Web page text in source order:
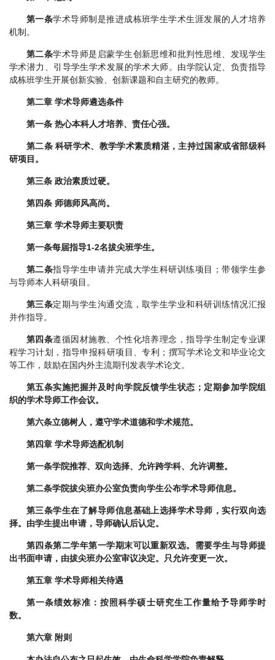
第一条学术导师制是推进成栋班学生学术生涯发展的人才培养
机制。
第二条学术导师是启蒙学生创新思维和批判性思维、发现学生
学术潜力、引导学生学术发展的学术大师。由学院认定、负责指导
成栋班学生开展创新实验、创新课题和自主研究的教师。
第二章 学术导师遴选条件
第一条 热心本科人才培养、责任心强。
第二条科研学术、教学学术素质精湛，主持过国家或省部级科
研项目。
第三条 政治素质过硬。
第四条 师德师风高尚。
第三章 学术导师主要职责
第一条每届指导1-2名拔尖班学生。
第二条指导学生申请并完成大学生科研训练项目；带领学生参
与导师本人科研项目。
第三条定期与学生沟通交流，取学生学业和科研训练情况汇报
并作指导。
第四条遵循因材施教、个性化培养理念，指导学生制定专业课
程学习计划，指导申报科研项目、专利；撰写学术论文和毕业论文
等工作，鼓励在国内外主流期刊发表学术论文。
第五条实施把握并及时向学院反馈学生状态；定期参加学院组
织的学术导师工作会议。
第六条立德树人，遵守学术道德和学术规范。
第四章 学术导师选配机制
第一条学院推荐、双向选择、允许跨学科、允许调整。
第二条学院拔尖班办公室负责向学生公布学术导师信息。
第三条学生在了解导师信息基础上选择学术导师，实行双向选
择。由学生提出申请，导师确认后认定。
第四条第二学年第一学期末可以重新双选。需要学生与导师提
出书面申请，由拔尖班办公室审议决定。只允许变更一次。
第五章 学术导师相关待遇
第一条绩效标准：按照科学硕士研究生工作量给予导师学时
数。
第六章 附则